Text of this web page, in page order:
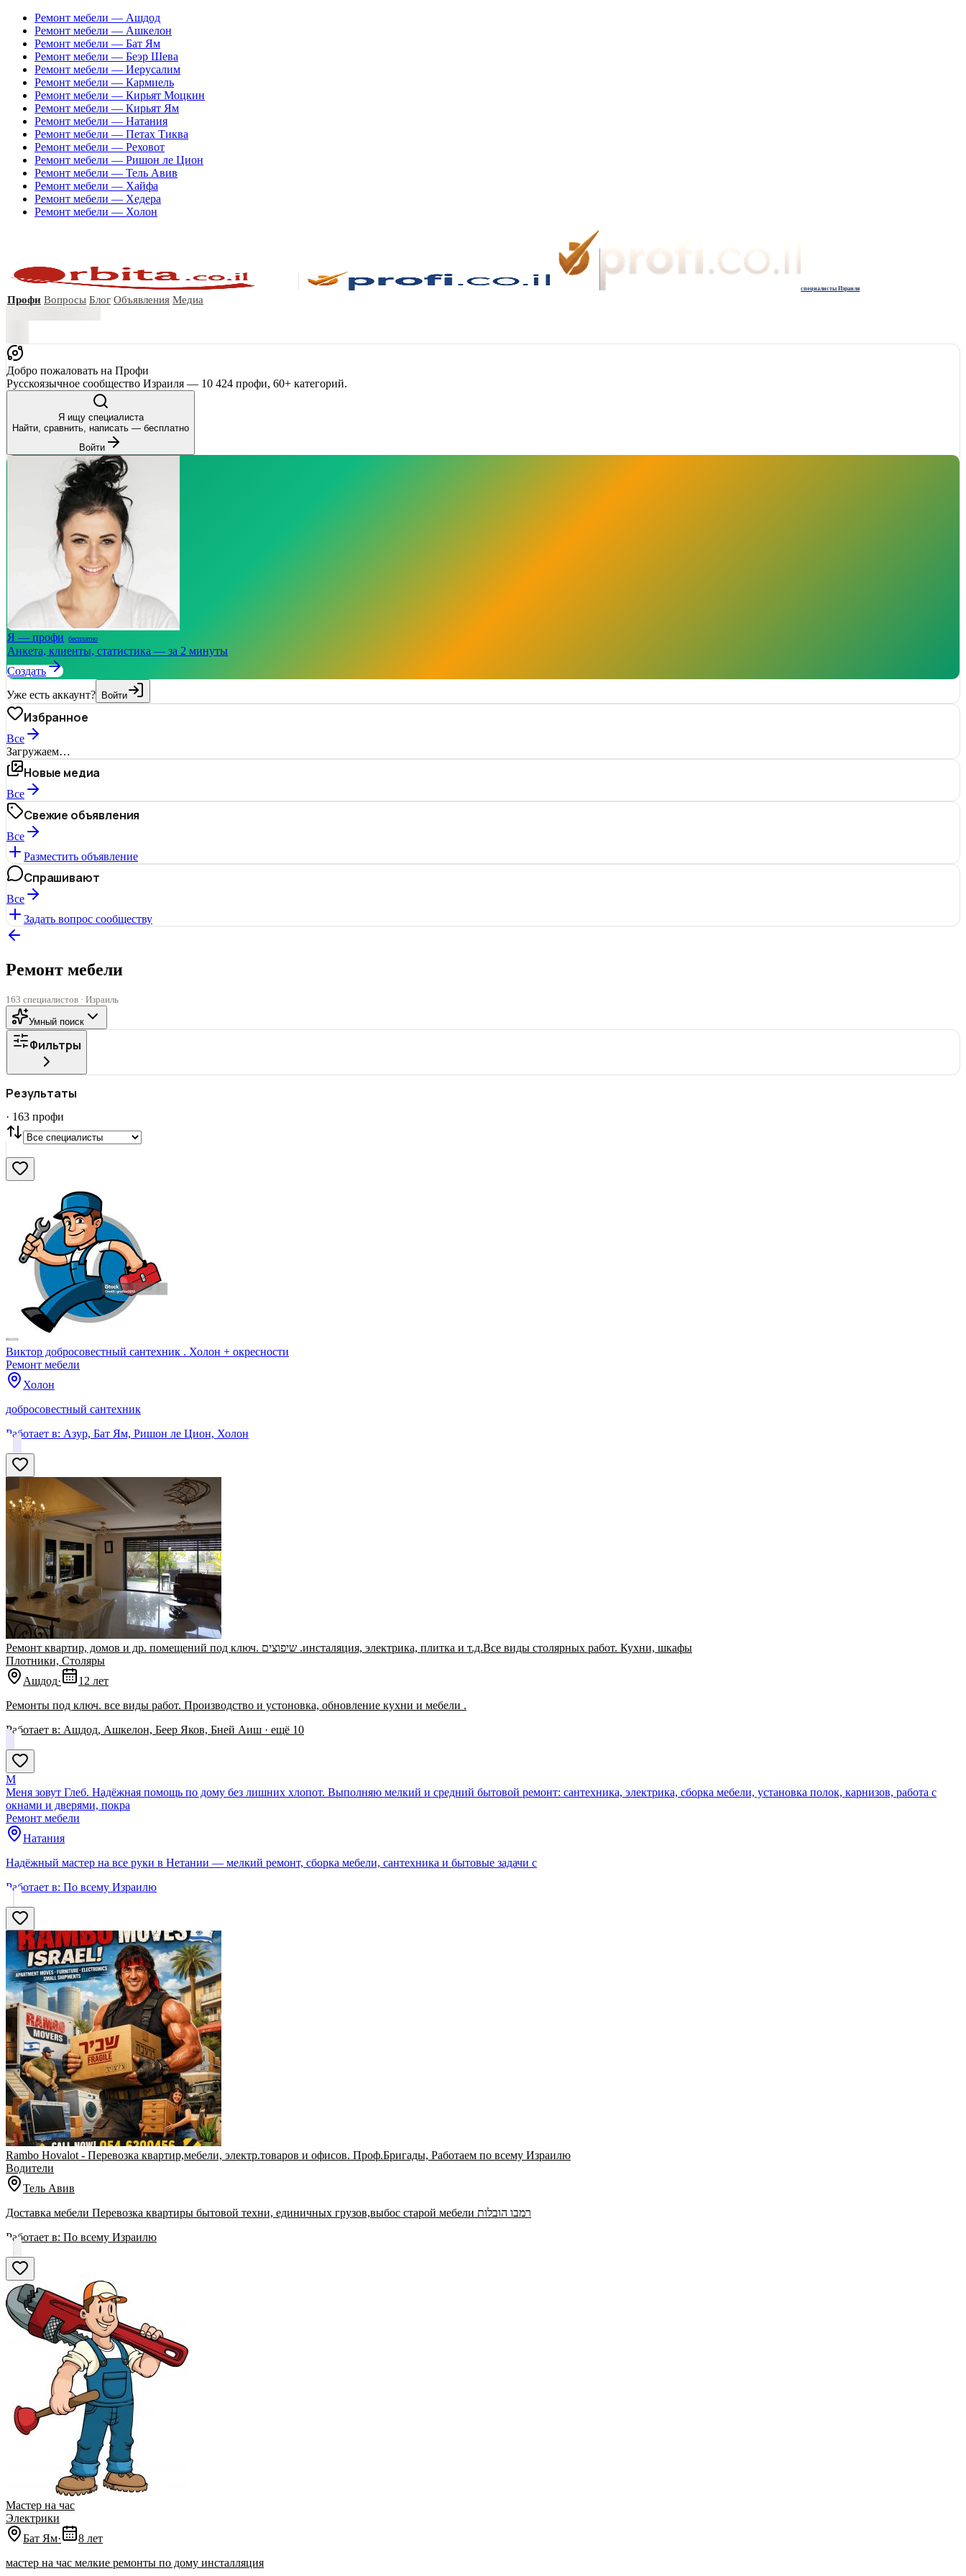
Ремонт мебели — Ашдод
Ремонт мебели — Ашкелон
Ремонт мебели — Бат Ям
Ремонт мебели — Беэр Шева
Ремонт мебели — Иерусалим
Ремонт мебели — Кармиель
Ремонт мебели — Кирьят Моцкин
Ремонт мебели — Кирьят Ям
Ремонт мебели — Натания
Ремонт мебели — Петах Тиква
Ремонт мебели — Реховот
Ремонт мебели — Ришон ле Цион
Ремонт мебели — Тель Авив
Ремонт мебели — Хайфа
Ремонт мебели — Хедера
Ремонт мебели — Холон
специалисты Израиля
Профи Вопросы Блог Объявления Медиа
Добро пожаловать на Профи
Русскоязычное сообщество Израиля — 10 424 профи, 60+ категорий.
Я ищу специалиста
Найти, сравнить, написать — бесплатно
Войти
Я — профи бесплатно
Анкета, клиенты, статистика — за 2 минуты
Создать
Уже есть аккаунт? Войти
Избранное
Все
Загружаем…
Новые медиа
Все
Свежие объявления
Все
Разместить объявление
Спрашивают
Все
Задать вопрос сообществу
Ремонт мебели
163 специалистов · Израиль
Умный поиск
Фильтры
СТАТУС
Нашли 163
Сбросить
Результаты
· 163 профи
Виктор добросовестный сантехник . Холон + окресности
Ремонт мебели
Холон
добросовестный сантехник
Работает в: Азур, Бат Ям, Ришон ле Цион, Холон
Ремонт квартир, домов и др. помещений под ключ. שיפוצים .инсталяция, электрика, плитка и т.д.Все виды столярных работ. Кухни, шкафы
Плотники, Столяры
Ашдод·
12 лет
Ремонты под ключ. все виды работ. Производство и устоновка, обновление кухни и мебели .
Работает в: Ашдод, Ашкелон, Беер Яков, Бней Аиш · ещё 10
М
Меня зовут Глеб. Надёжная помощь по дому без лишних хлопот. Выполняю мелкий и средний бытовой ремонт: сантехника, электрика, сборка мебели, установка полок, карнизов, работа с
окнами и дверями, покра
Ремонт мебели
Натания
Надёжный мастер на все руки в Нетании — мелкий ремонт, сборка мебели, сантехника и бытовые задачи с
Работает в: По всему Израилю
Rambo Hovalot - Перевозка квартир,мебели, электр.товаров и офисов. Проф.Бригады, Работаем по всему Израилю
Водители
Тель Авив
Доставка мебели Перевозка квартиры бытовой техни, единичных грузов,выбос старой мебели רמבו הובלות
Работает в: По всему Израилю
Мастер на час
Электрики
Бат Ям·
8 лет
мастер на час мелкие ремонты по дому инсталляция